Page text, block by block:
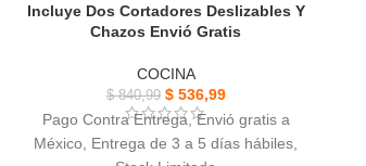
Incluye Dos Cortadores Deslizables Y
Chazos Envió Gratis
COCINA
$840,99 $536,99
Pago Contra Entrega, Envió gratis a
México, Entrega de 3 a 5 días hábiles,